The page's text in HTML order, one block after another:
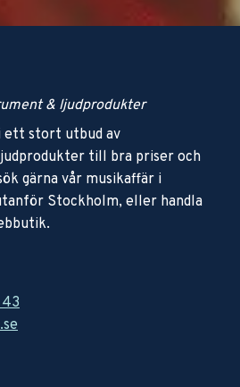
& ljudprodukter
ett stort utbud av
till bra priser och
gärna vår musikaffär i
Stockholm, eller handla